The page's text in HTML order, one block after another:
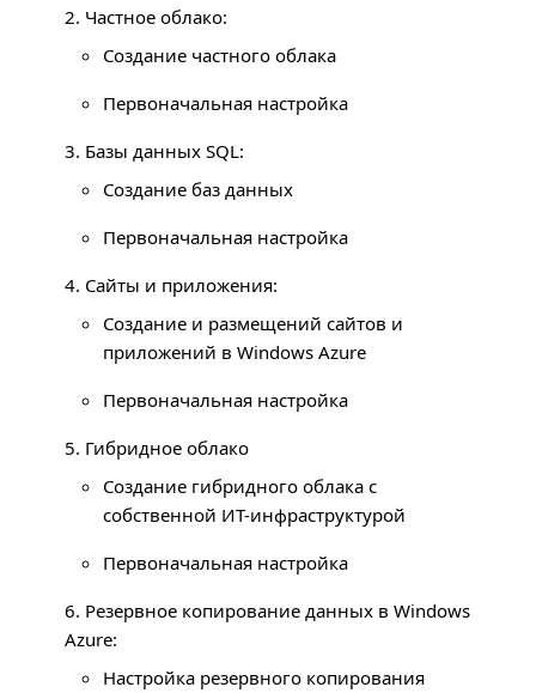
2. Частное облако:
Создание частного облака
Первоначальная настройка
3. Базы данных SQL:
Создание баз данных
Первоначальная настройка
4. Сайты и приложения:
Создание и размещений сайтов и
приложений в Windows Azure
Первоначальная настройка
5. Гибридное облако
Создание гибридного облака с
собственной ИТ-инфраструктурой
Первоначальная настройка
6. Резервное копирование данных в Windows
Azure:
Настройка резервного копирования